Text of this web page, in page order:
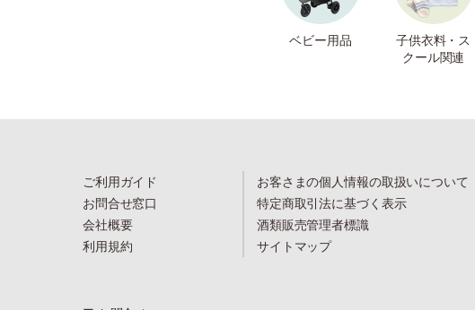
ベビー用品
子供衣料・ス
クール関連
ご利用ガイド
お問合せ窓口
会社概要
利用規約
お客さまの個人情報の取扱いについて
特定商取引法に基づく表示
酒類販売管理者標識
サイトマップ